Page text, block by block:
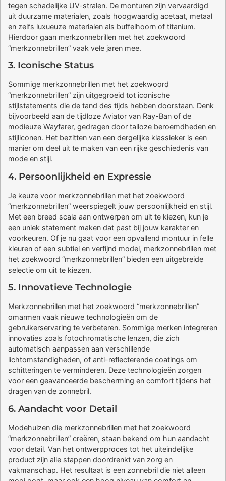
tegen schadelijke UV-stralen. De monturen zijn vervaardigd
uit duurzame materialen, zoals hoogwaardig acetaat, metaal
en zelfs luxueuze materialen als buffelhoorn of titanium.
Hierdoor gaan merkzonnebrillen met het zoekwoord
“merkzonnebrillen” vaak vele jaren mee.
3. Iconische Status
Sommige merkzonnebrillen met het zoekwoord
“merkzonnebrillen” zijn uitgegroeid tot iconische
stijlstatements die de tand des tijds hebben doorstaan. Denk
bijvoorbeeld aan de tijdloze Aviator van Ray-Ban of de
modieuze Wayfarer, gedragen door talloze beroemdheden en
stijliconen. Het bezitten van een dergelijke klassieker is een
manier om deel uit te maken van een rijke geschiedenis van
mode en stijl.
4. Persoonlijkheid en Expressie
Je keuze voor merkzonnebrillen met het zoekwoord
“merkzonnebrillen” weerspiegelt jouw persoonlijkheid en stijl.
Met een breed scala aan ontwerpen om uit te kiezen, kun je
een uniek statement maken dat past bij jouw karakter en
voorkeuren. Of je nu gaat voor een opvallend montuur in felle
kleuren of een subtiel en verfijnd model, merkzonnebrillen met
het zoekwoord “merkzonnebrillen” bieden een uitgebreide
selectie om uit te kiezen.
5. Innovatieve Technologie
Merkzonnebrillen met het zoekwoord “merkzonnebrillen”
omarmen vaak nieuwe technologieën om de
gebruikerservaring te verbeteren. Sommige merken integreren
innovaties zoals fotochromatische lenzen, die zich
automatisch aanpassen aan verschillende
lichtomstandigheden, of anti-reflecterende coatings om
schitteringen te verminderen. Deze technologieën zorgen
voor een geavanceerde bescherming en comfort tijdens het
dragen van de zonnebril.
6. Aandacht voor Detail
Modehuizen die merkzonnebrillen met het zoekwoord
“merkzonnebrillen” creëren, staan bekend om hun aandacht
voor detail. Van het ontwerpproces tot het uiteindelijke
product zijn alle stappen doordrenkt van zorg en
vakmanschap. Het resultaat is een zonnebril die niet alleen